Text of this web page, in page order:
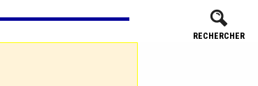
RECHERCHER